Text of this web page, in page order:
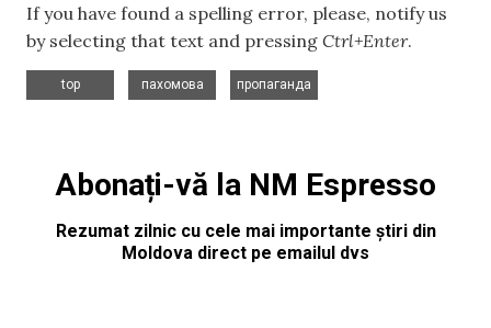
If you have found a spelling error, please, notify us
by selecting that text and pressing Ctrl+Enter.
top
пахомова
пропаганда
Abonați-vă la NM Espresso
Rezumat zilnic cu cele mai importante știri din
Moldova direct pe emailul dvs